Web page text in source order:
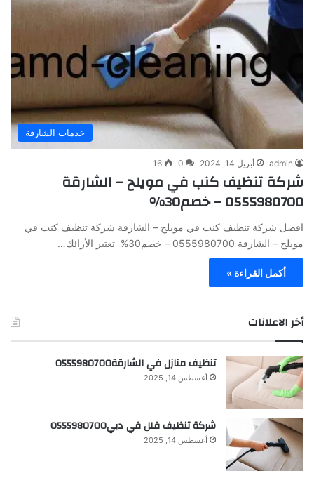
خدمات الشارقة
admin أبريل 14, 2024 0
16
شركة تنظيف كنب في مويلح – الشارقة
0555980700 – خصم30%
افضل شركة تنظيف كنب في مويلح – الشارقة شركة تنظيف كنب في
مويلح – الشارقة 0555980700 – خصم30% تعتبر الأرائك…
أكمل القراءة »
أخر الاعلانات
تنظيف منازل في الشارقة0555980700
أغسطس 14, 2025
شركة تنظيف فلل في دبي0555980700
أغسطس 14, 2025